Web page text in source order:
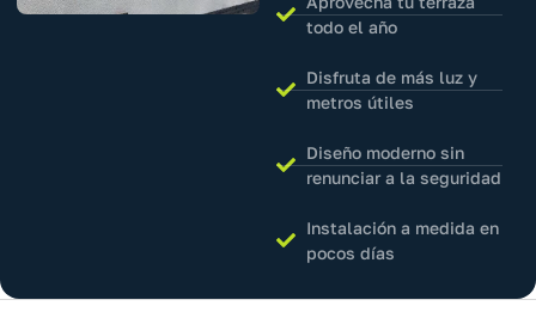
todo el año
Disfruta de más luz y
metros útiles
Diseño moderno sin
renunciar a la seguridad
Instalación a medida en
pocos días